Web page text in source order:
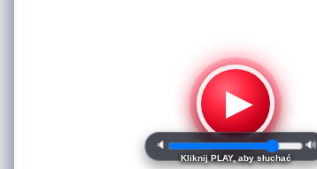
▶
🔈 🔊
Kliknij PLAY, aby słuchać